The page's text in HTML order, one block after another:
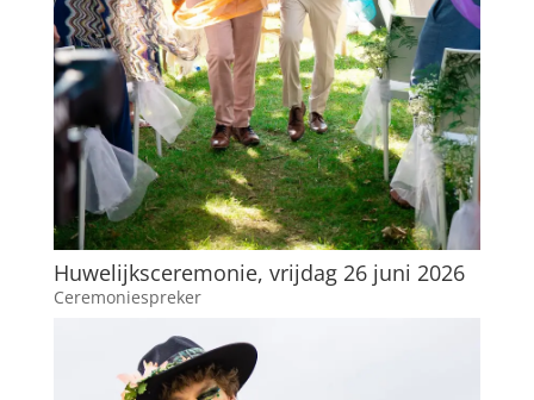
Huwelijksceremonie, vrijdag 26 juni 2026
Ceremoniespreker